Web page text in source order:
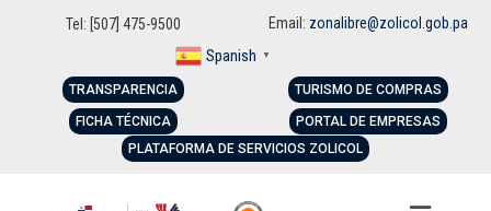
Tel: [507] 475-9500 Email: zonalibre@zolicol.gob.pa
Spanish ▼
TRANSPARENCIA
FICHA TÉCNICA
TURISMO DE COMPRAS
PORTAL DE EMPRESAS
PLATAFORMA DE SERVICIOS ZOLICOL